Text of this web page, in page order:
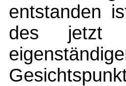
entstanden
des jetzt